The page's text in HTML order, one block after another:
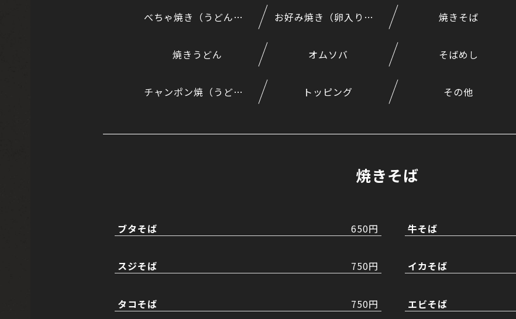
べちゃ焼き（うどん入りのもんじゃ風） お好み焼き（卵入り＋50円） 焼きそば
焼きうどん オムソバ そばめし
チャンポン焼（うどんとそばのミックス） トッピング その他
焼きそば
ブタそば 650円 牛そば
スジそば 750円 イカそば
タコそば 750円 エビそば